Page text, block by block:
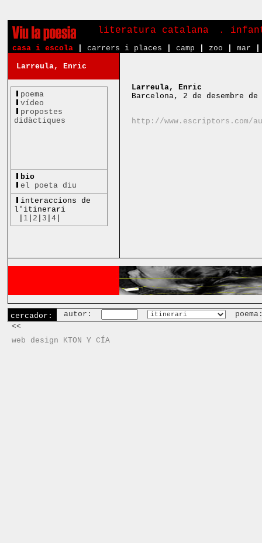
literatura catalana .
casa i escola carrers i places camp zoo mar
Larreula, Enric
poema
vídeo
propostes
didàctiques
bio
el poeta diu
interaccions de
l'itinerari
1 2 3 |4
Larreula, Enric
Barcelona, 2 de desembre de
http://www.escriptors.com/
cercador: autor:
<<
web design KTON Y CÍA